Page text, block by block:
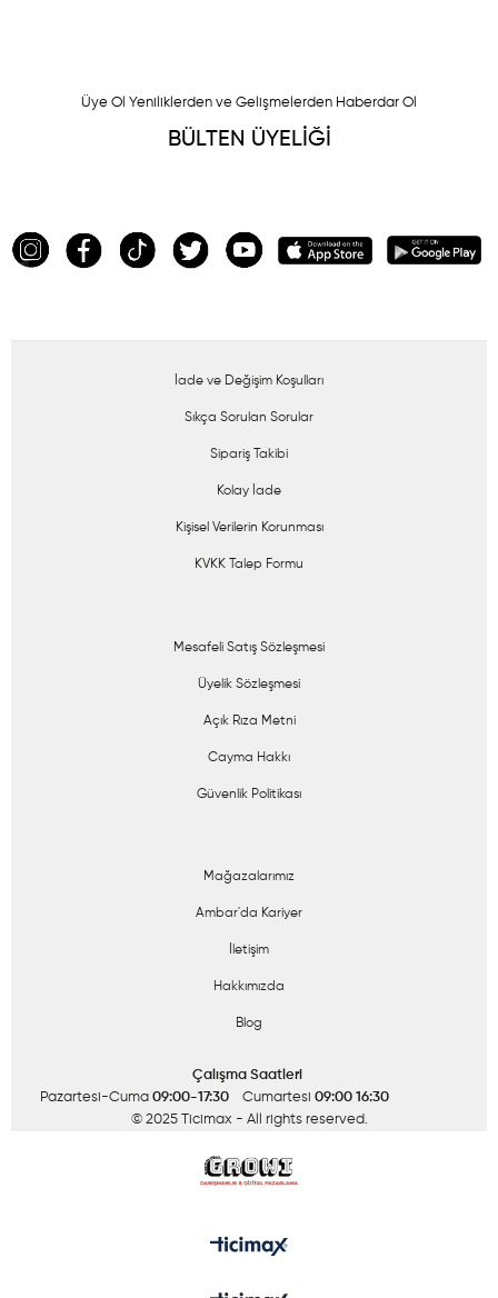
Üye Ol Yeniliklerden ve Gelişmelerden Haberdar Ol
BÜLTEN ÜYELİĞİ
İade ve Değişim Koşulları
Sıkça Sorulan Sorular
Sipariş Takibi
Kolay İade
Kişisel Verilerin Korunması
KVKK Talep Formu
Mesafeli Satış Sözleşmesi
Üyelik Sözleşmesi
Açık Rıza Metni
Cayma Hakkı
Güvenlik Politikası
Mağazalarımız
Ambar'da Kariyer
İletişim
Hakkımızda
Blog
Çalışma Saatleri
Pazartesi-Cuma 09:00-17:30 Cumartesi 09:00 16:30
© 2025 Ticimax - All rights reserved.